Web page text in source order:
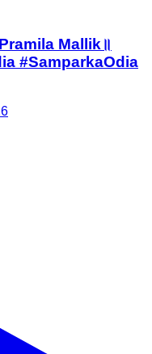
Mallik॥
#SamparkaOdia